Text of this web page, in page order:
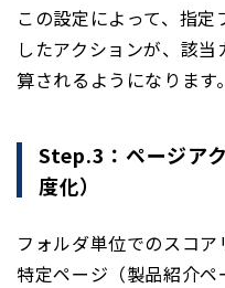
この設定によって、指
したアクションが、該
算されるようになります。
Step.3：ページア
度化）
フォルダ単位でのスコ
特定ページ（製品紹介